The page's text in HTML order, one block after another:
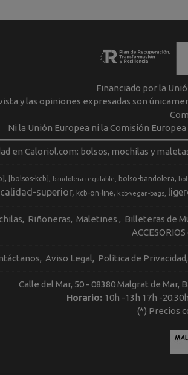
Financiado por la
y las opiniones expresadas son
Ni la Unión Europea ni la Comisión
en Caloriol.com: bolsos, mochilas y
[bolsos-kcb] bandolera-regulable bolso-bandolera
calidad-superior
kcb-on-line kcb-vegan-bags
Riñoneras Maletines Billeteras de
Aviso Legal Política de Privacidad
Calle del Mar, 50 - 08380 Malgrat de
Horario: 10h -13h 17h -
(*) Precios